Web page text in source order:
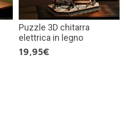
Puzzle 3D chitarra
elettrica in legno
19,95€